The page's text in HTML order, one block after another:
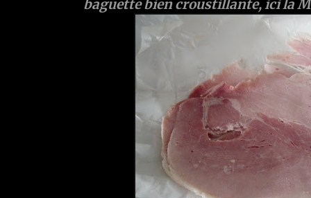
baguette bien croustillante, ici la